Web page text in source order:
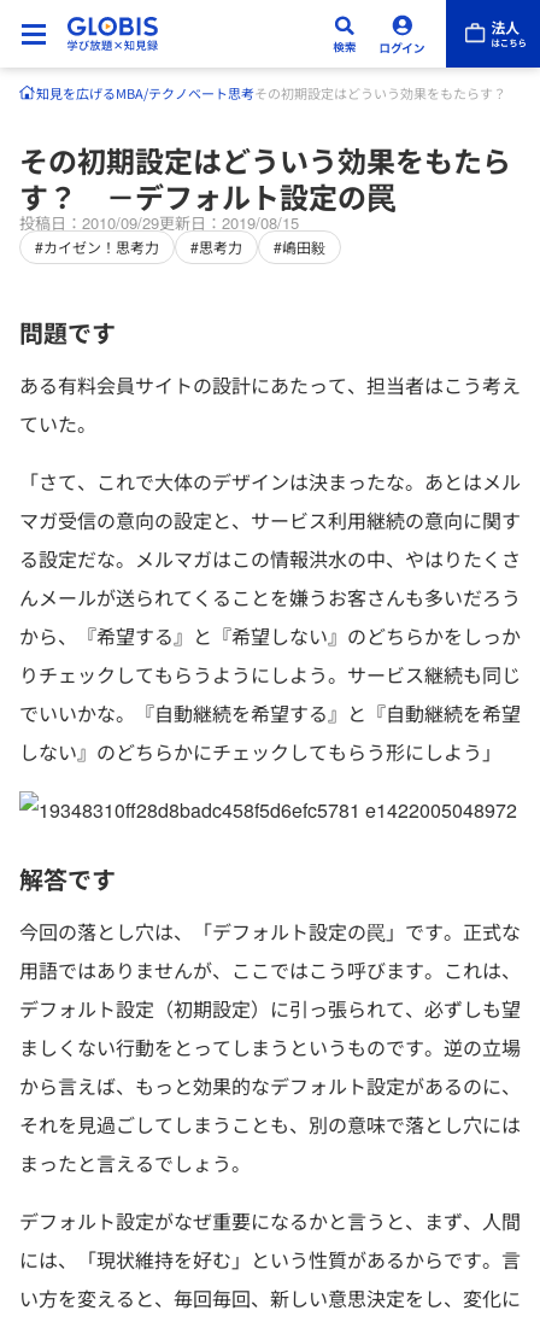
知見を広げるMBA/テクノベート思考その初期設定はどういう効果をもたらす？ －
その初期設定はどういう効果をもたら
す？ －デフォルト設定の罠
投稿日：2010/09/29更新日：2019/08/15
#カイゼン！思考力 #思考力 #嶋田毅
問題です
ある有料会員サイトの設計にあたって、担当者はこう考え
ていた。
「さて、これで大体のデザインは決まったな。あとはメル
マガ受信の意向の設定と、サービス利用継続の意向に関す
る設定だな。メルマガはこの情報洪水の中、やはりたくさ
んメールが送られてくることを嫌うお客さんも多いだろう
から、『希望する』と『希望しない』のどちらかをしっか
りチェックしてもらうようにしよう。サービス継続も同じ
でいいかな。『自動継続を希望する』と『自動継続を希望
しない』のどちらかにチェックしてもらう形にしよう」
解答です
今回の落とし穴は、「デフォルト設定の罠」です。正式な
用語ではありませんが、ここではこう呼びます。これは、
デフォルト設定（初期設定）に引っ張られて、必ずしも望
ましくない行動をとってしまうというものです。逆の立場
から言えば、もっと効果的なデフォルト設定があるのに、
それを見過ごしてしまうことも、別の意味で落とし穴には
まったと言えるでしょう。
デフォルト設定がなぜ重要になるかと言うと、まず、人間
には、「現状維持を好む」という性質があるからです。言
い方を変えると、毎回毎回、新しい意思決定をし、変化に